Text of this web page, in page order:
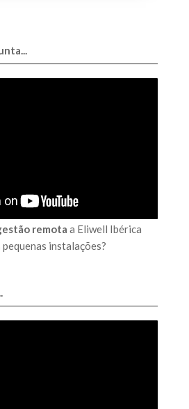
remota a Eliwell Ibérica
instalações?